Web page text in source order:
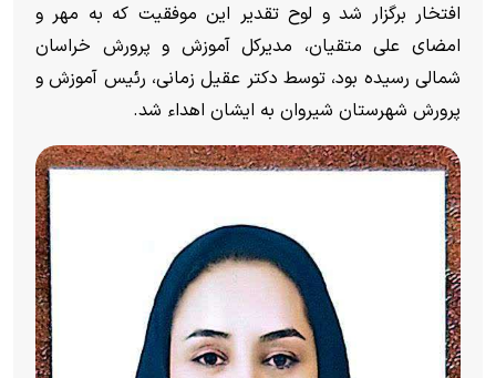
افتخار برگزار شد و لوح تقدیر این موفقیت که به مهر و
امضای علی متقیان، مدیرکل آموزش و پرورش خراسان
شمالی رسیده بود، توسط دکتر عقیل زمانی، رئیس آموزش و
پرورش شهرستان شیروان به ایشان اهداء شد.